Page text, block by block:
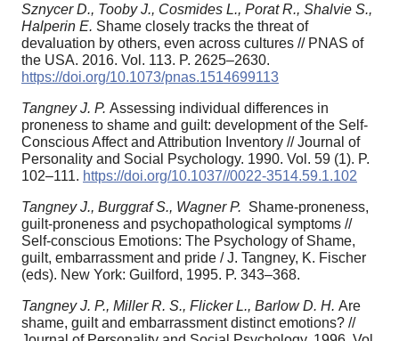
Sznycer D., Tooby J., Cosmides L., Porat R., Shalvie S.,
Halperin E. Shame closely tracks the threat of
devaluation by others, even across cultures // PNAS of
the USA. 2016. Vol. 113. P. 2625–2630.
https://doi.org/10.1073/pnas.1514699113
Tangney J. P. Assessing individual differences in
proneness to shame and guilt: development of the Self-
Conscious Affect and Attribution Inventory // Journal of
Personality and Social Psychology. 1990. Vol. 59 (1). P.
102–111. https://doi.org/10.1037//0022-3514.59.1.102
Tangney J., Burggraf S., Wagner P. Shame-proneness,
guilt-proneness and psychopathological symptoms //
Self-conscious Emotions: The Psychology of Shame,
guilt, embarrassment and pride / J. Tangney, K. Fischer
(eds). New York: Guilford, 1995. P. 343–368.
Tangney J. P., Miller R. S., Flicker L., Barlow D. H. Are
shame, guilt and embarrassment distinct emotions? //